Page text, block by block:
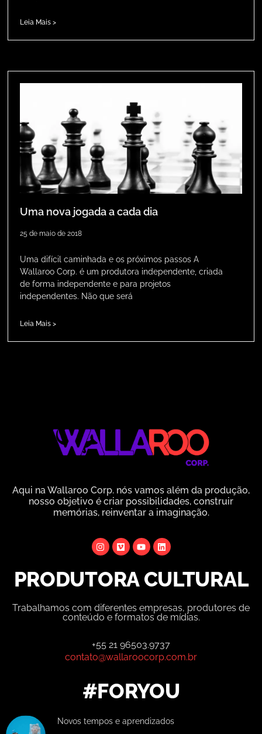
Leia Mais >
Uma nova jogada a cada dia
25 de maio de 2018
Uma difícil caminhada e os próximos passos A
Wallaroo Corp. é um produtora independente, criada
de forma independente e para projetos
independentes. Não que será
Leia Mais >
Aqui na Wallaroo Corp. nós vamos além da produção,
nosso objetivo é criar possibilidades, construir
memórias, reinventar a imaginação.
PRODUTORA CULTURAL
Trabalhamos com diferentes empresas, produtores de
conteúdo e formatos de mídias.
+55 21 96503.9737
contato@wallaroocorp.com.br
#FORYOU
Novos tempos e aprendizados